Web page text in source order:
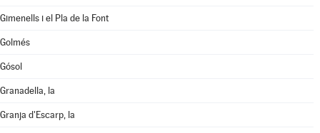
Gimenells i el Pla de la Font
Golmés
Gósol
Granadella, la
Granja d'Escarp, la